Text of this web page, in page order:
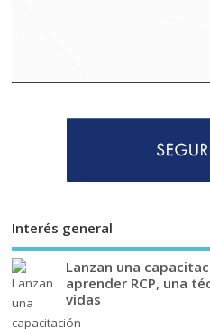
Interés general
Lanzan una
aprender RCP, una
vidas